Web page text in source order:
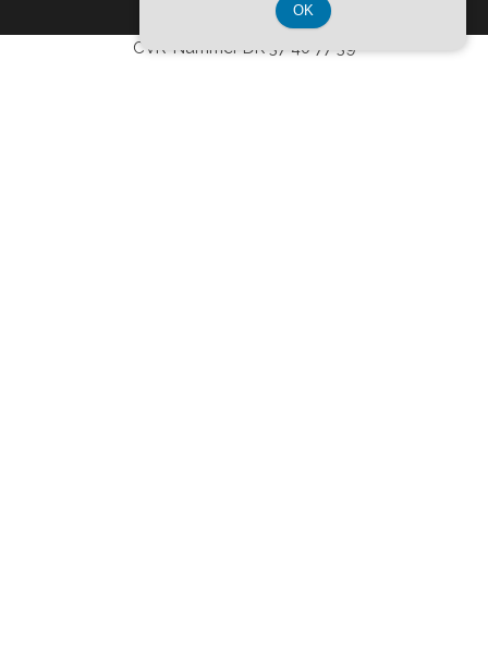
CVR-Nummer DK 37 40 77 39
OK